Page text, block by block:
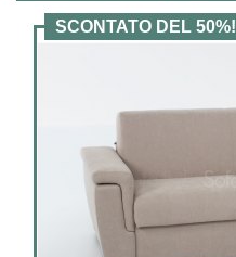
SCONTATO DEL 50%!